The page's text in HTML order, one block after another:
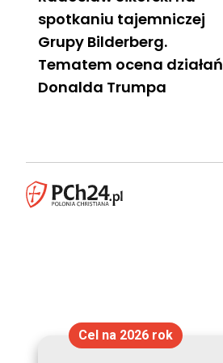
spotkaniu tajemniczej
Grupy Bilderberg.
Tematem ocena działań
Donalda Trumpa
Cel na 2026 rok